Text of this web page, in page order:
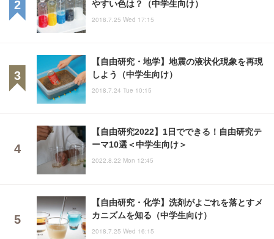
やすい色は？（中学生向け）
2018.7.25 Wed 17:15
【自由研究・地学】地震の液状化現象を再現
しよう（中学生向け）
2018.7.24 Tue 10:15
【自由研究2022】1日でできる！自由研究テ
ーマ10選＜中学生向け＞
2022.8.22 Mon 12:45
【自由研究・化学】洗剤がよごれを落とすメ
カニズムを知る（中学生向け）
2018.7.25 Wed 16:15